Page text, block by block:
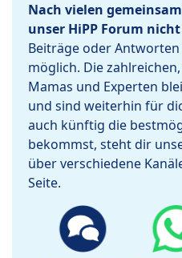
Nach vielen
unser HiPP Forum
Beiträge oder
möglich. Die
Mamas und Experten
und sind weiterhin für
auch künftig die
bekommst, steht dir
über verschiedene
Seite.